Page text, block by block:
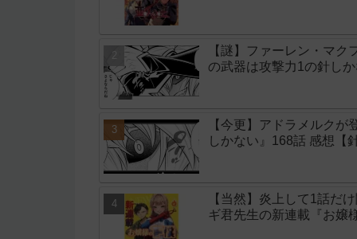
【謎】ファーレン・マ
の武器は攻撃力1の針し
【今更】アドラメルク
しかない』168話 感想【
【当然】炎上して1話だ
ギ君先生の新連載『お嬢